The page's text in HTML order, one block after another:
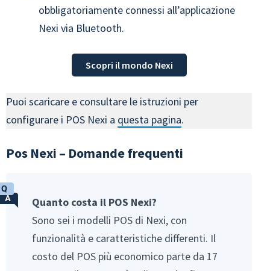
obbligatoriamente connessi all’applicazione
Nexi via Bluetooth.
Scopri il mondo Nexi
Puoi scaricare e consultare le istruzioni per
configurare i POS Nexi a questa pagina.
Pos Nexi – Domande frequenti
Quanto costa il POS Nexi?
Sono sei i modelli POS di Nexi, con
funzionalità e caratteristiche differenti. Il
costo del POS più economico parte da 17